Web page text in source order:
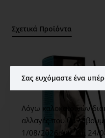
Σας ευχόμαστε ένα
Λόγω καλοκαιρινών
αλλαγές που θα
1/08/2026 έως και 24/
Διάρκεια: 2 μήνες
Σχετικά Προϊόντα